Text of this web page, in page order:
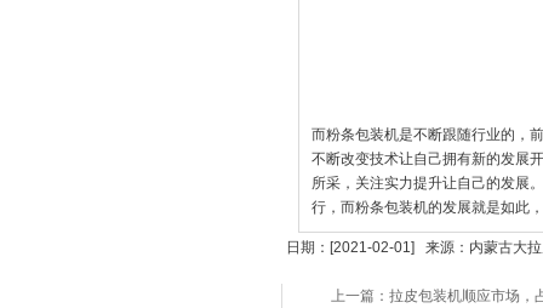
而粉条包装机是不断跟随行业的，
不断改变技术让自己拥有新的发展
所采，关注实力提升让自己的发展
行，而粉条包装机的发展就是如此
日期：[2021-02-01] 来源：内蒙古大
上一篇：拉皮包装机顺应市场，